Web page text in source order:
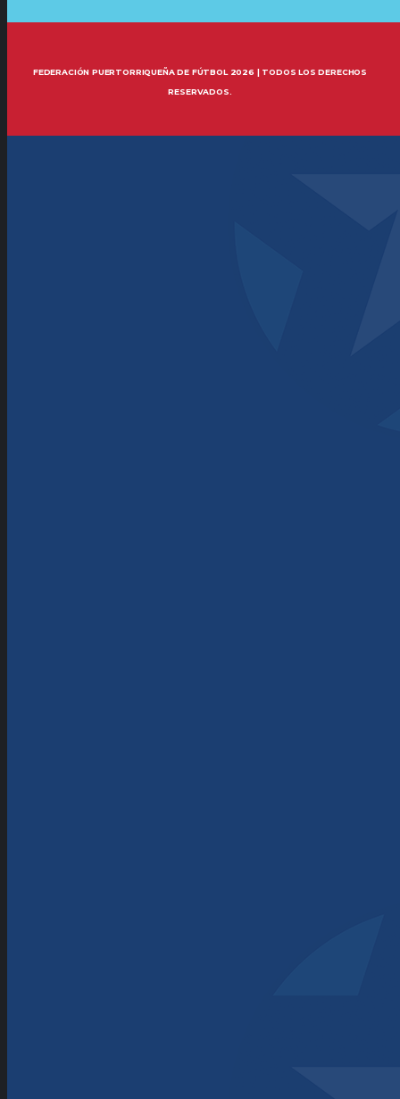
FEDERACIÓN PUERTORRIQUEÑA DE FÚTBOL 2026 | TODOS LOS DERECHOS
RESERVADOS.